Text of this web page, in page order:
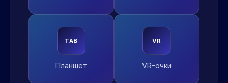
TAB
Планшет
VR
VR-очки